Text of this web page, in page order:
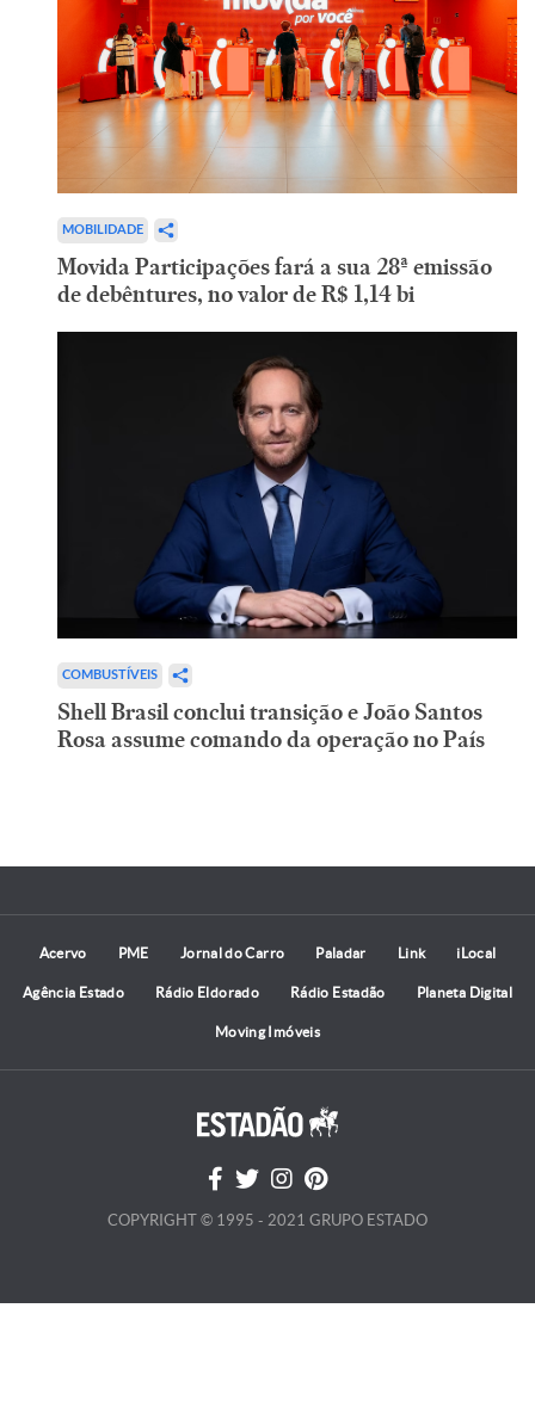
MOBILIDADE
Movida Participações fará a sua 28ª emissão
de debêntures, no valor de R$ 1,14 bi
COMBUSTÍVEIS
Shell Brasil conclui transição e João Santos
Rosa assume comando da operação no País
Acervo PME Jornal do Carro Paladar Link iLocal
Agência Estado Rádio Eldorado Rádio Estadão Planeta Digital
Moving Imóveis
COPYRIGHT © 1995 - 2021 GRUPO ESTADO